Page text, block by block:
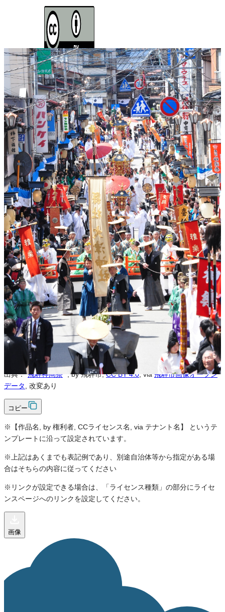
ライセンスの内容を確認する
JSON-LD出力
ダウンロード
この画像は、営利・非営利を問わずご利用いただけます。トリミン
グ・色変更などの改変も可能です。クレジット表記は必須です。
※本サイトの利用規約 も適用されます。
営利利用
可
改変
可
クレジット表記
必須
クレジット表記例
出典：“飛騨神岡祭”, by 飛騨市, CC BY 4.0, via
飛騨市画像オープン
データ
コピー
＜改変した場合＞クレジット表記例
出典：“飛騨神岡祭 , by 飛騨市,CC BY 4.0 , via 飛騨市画像オープン
データ
, 改変あり
コピー
※【作品名, by 権利者, CCライセンス名, via テナント名】 というテ
ンプレートに沿って設定されています。
※上記はあくまでも表記例であり、別途自治体等から指定がある場
合はそちらの内容に従ってください
※リンクが設定できる場合は、「ライセンス種類」の部分にライセ
ンスページへのリンクを設定してください。
画像